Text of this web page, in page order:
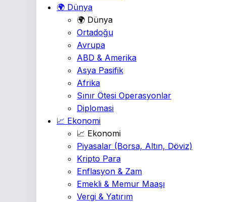
🌍 Dünya
🌍 Dünya
Ortadoğu
Avrupa
ABD & Amerika
Asya Pasifik
Afrika
Sınır Ötesi Operasyonlar
Diplomasi
📈 Ekonomi
📈 Ekonomi
Piyasalar (Borsa, Altın, Döviz)
Kripto Para
Enflasyon & Zam
Emekli & Memur Maaşı
Vergi & Yatırım